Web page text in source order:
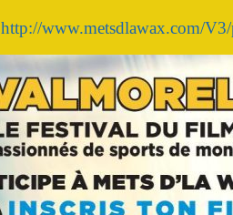
http://www.metsdlawax.com/